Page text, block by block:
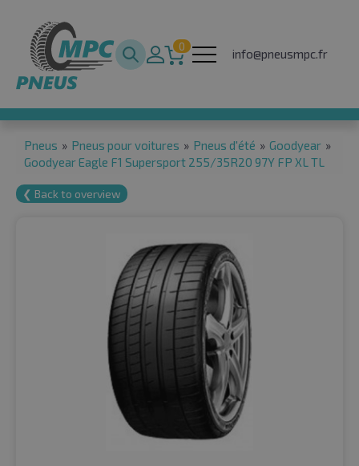
0
info@pneusmpc.fr
Pneus » Pneus pour voitures » Pneus d'été » Goodyear »
Goodyear Eagle F1 Supersport 255/35R20 97Y FP XL TL
❮ Back to overview